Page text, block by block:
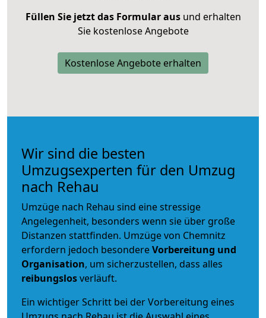
Füllen Sie jetzt das Formular ausund erhalten
Sie kostenlose Angebote
Kostenlose Angebote erhalten
Wir sind die besten
Umzugsexperten für den Umzug
nach Rehau
Umzüge nach Rehau sind eine stressige
Angelegenheit, besonders wenn sie über große
Distanzen stattfinden. Umzüge von Chemnitz
erfordern jedoch besondereVorbereitung und
Organisation, um sicherzustellen, dass alles
reibungslosverläuft.
Ein wichtiger Schritt bei der Vorbereitung eines